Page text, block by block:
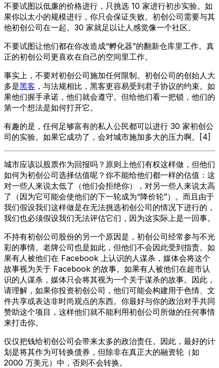
不要试图以低廉的价格进行，只挑选 10 家进行初步实验。如
果你以太小的规模进行，你只会保证失败。初创公司需要与其
他初创公司在一起。30 家就足以让人感觉像一个社区。
不要试图让他们都在你改造成“孵化器”的翻新仓库里工作。真
正的初创公司更喜欢在自己的空间里工作。
事实上，不要对初创公司施加任何限制。初创公司的创始人大
多是黑客 ，与法规相比，黑客更容易受到君子协议的约束。如
果他们握手承诺，他们就会遵守。但给他们看一把锁，他们的
第一个想法是如何打开它。
有趣的是，任何足够富有的私人公民都可以进行 30 家初创公
司的实验。如果它成功了，会对城市施加多大的压力啊。[4]
城市应该以股票作为回报吗？原则上他们有权这样做，但他们
如何为初创公司选择估值呢？你不能给他们都一样的估值：这
对一些人来说太低了（他们会拒绝你），对另一些人来说太高
了（因为它可能会使他们的下一轮成为“降价轮”）。而且由于
我们假设我们这样做是在无法挑选初创公司的情况下进行的，
我们也必须假设我们无法评估它们，因为这实际上是一回事。
不持有初创公司股份的另一个原因是，初创公司经常参与不光
彩的事情。老牌公司也是如此，但他们不会因此受到指责。如
果有人被他们在 Facebook 上认识的人谋杀，媒体会将这个
故事视为关于 Facebook 的故事。如果有人被他们在超市认
识的人谋杀，媒体只会将其视为一个关于谋杀的故事。因此，
请理解，如果你投资初创公司，他们可能会构建用于色情、文
件共享或表达非时尚观点的东西。你最好与你的政治对手共同
赞助这个项目，这样他们就不能利用初创公司所做的任何事情
来打击你。
仅仅把钱给初创公司会带来太多的政治责任。因此，最好的计
划是将其作为可转换债券，但除非在真正大的融资轮（如
2000 万美元）中，否则不会转换。